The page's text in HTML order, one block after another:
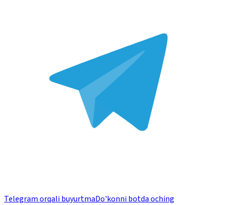
Telegram orqali buyurtmaDo'konni botda oching